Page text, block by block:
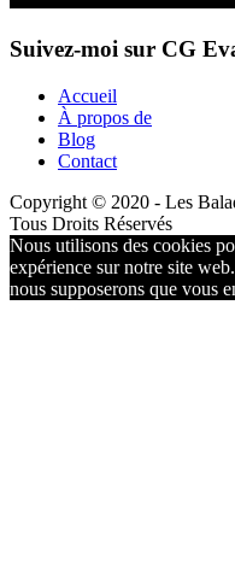
Suivez-moi sur CG
Accueil
À propos de
Blog
Contact
Copyright © 2020 - Les
Tous Droits Réservés
Nous utilisons des cookies
expérience sur notre site
nous supposerons que vous